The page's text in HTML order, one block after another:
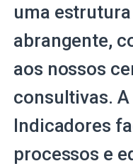
uma
abrangente,
aos nossos
consultivas.
Indicadores
processos e